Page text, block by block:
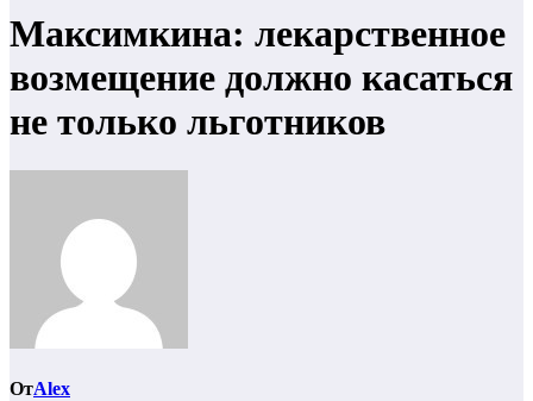
Максимкина: лекарственное
возмещение должно касаться
не только льготников
ОтAlex